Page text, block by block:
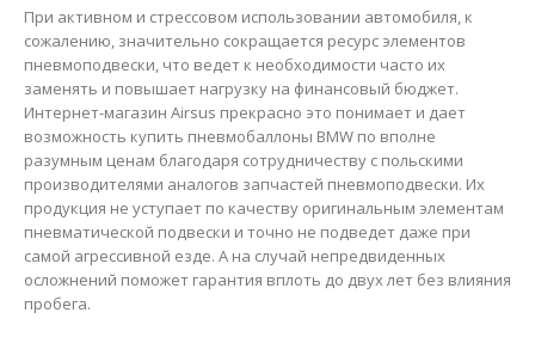
При активном и стрессовом использовании автомобиля, к
сожалению, значительно сокращается ресурс элементов
пневмоподвески, что ведет к необходимости часто их
заменять и повышает нагрузку на финансовый бюджет.
Интернет-магазин Airsus прекрасно это понимает и дает
возможность купить пневмобаллоны BMW по вполне
разумным ценам благодаря сотрудничеству с польскими
производителями аналогов запчастей пневмоподвески. Их
продукция не уступает по качеству оригинальным элементам
пневматической подвески и точно не подведет даже при
самой агрессивной езде. А на случай непредвиденных
осложнений поможет гарантия вплоть до двух лет без влияния
пробега.